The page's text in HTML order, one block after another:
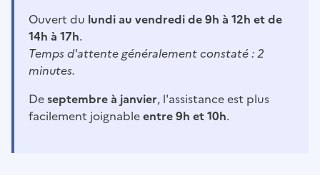
Ouvert du lundi au vendredi de 9h à 12h et de
14h à 17h.
Temps d'attente généralement constaté : 2
minutes.
Deseptembre à janvier, l'assistance est plus
facilement joignableentre 9h et 10h.